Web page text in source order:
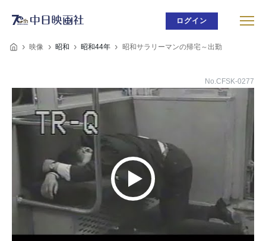
ログイン
映像 昭和 昭和44年 昭和サラリーマンの帰宅～出勤
No.CFSK-0277